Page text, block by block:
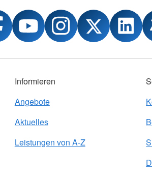
Informieren
Angebote
Aktuelles
Leistungen von A-Z